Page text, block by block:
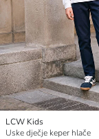
LCW Kids
Uske dječje keper hlače